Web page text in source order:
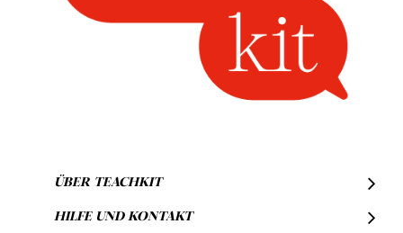
ÜBER TEACHKIT
HILFE UND KONTAKT